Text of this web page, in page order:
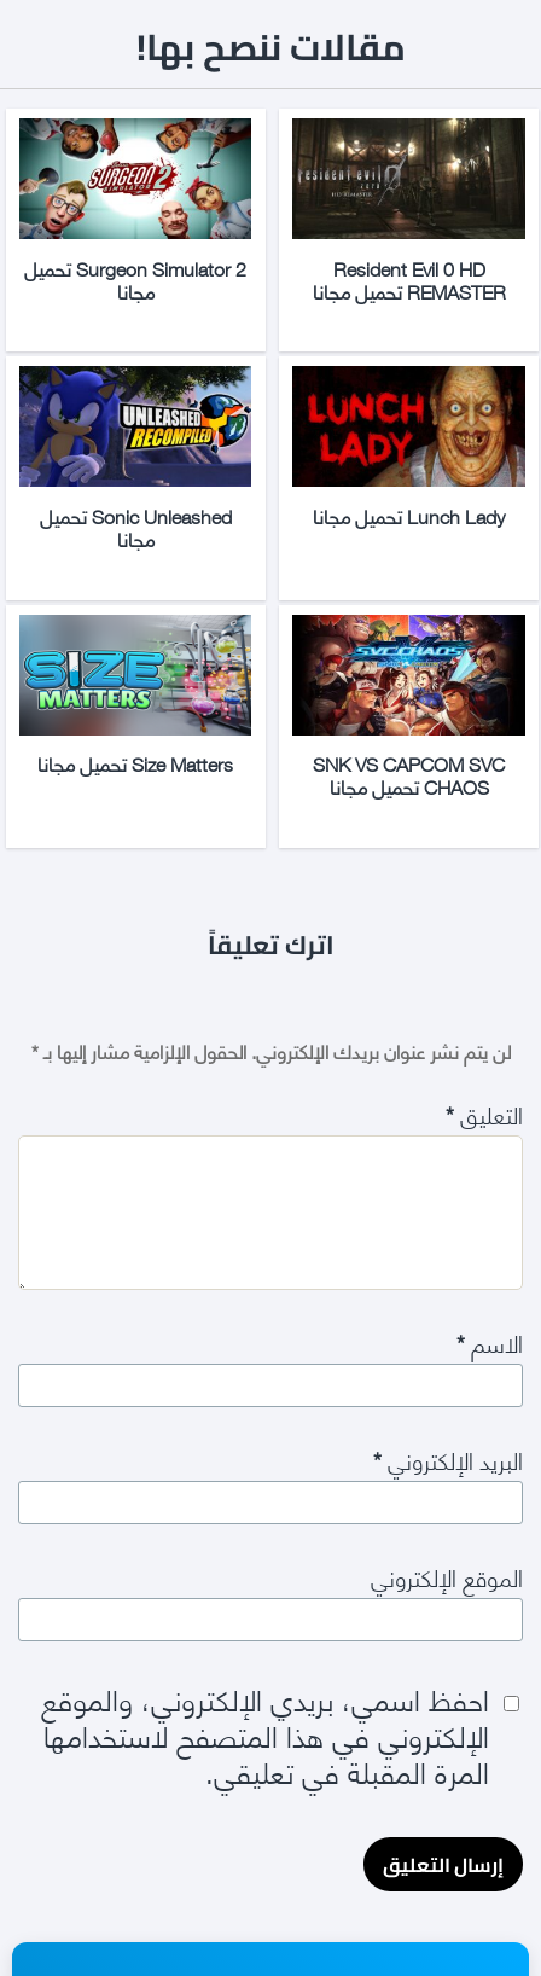
مقالات ننصح بها!
Resident Evil 0 HD
REMASTER تحميل مجانا
Surgeon Simulator 2 تحميل
مجانا
Lunch Lady تحميل مجانا Sonic Unleashed تحميل
مجانا
SNK VS CAPCOM SVC
CHAOS تحميل مجانا
Size Matters تحميل مجانا
اترك تعليقاً
لن يتم نشر عنوان بريدك الإلكتروني.الحقول الإلزامية مشار إليها بـ*
التعليق*
الاسم*
البريد الإلكتروني*
الموقع الإلكتروني
احفظ اسمي، بريدي الإلكتروني، والموقع
الإلكتروني في هذا المتصفح لاستخدامها
المرة المقبلة في تعليقي.